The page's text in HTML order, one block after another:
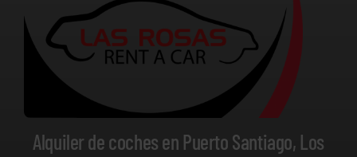
Alquiler de coches en Puerto Santiago, Los